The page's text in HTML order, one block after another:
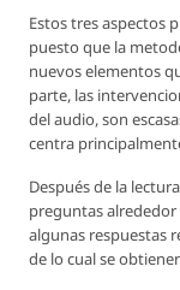
Estos tres aspectos
puesto que la
nuevos elementos
parte, las
del audio, son
centra
Después de la
preguntas alrededor
algunas respuestas
de lo cual se